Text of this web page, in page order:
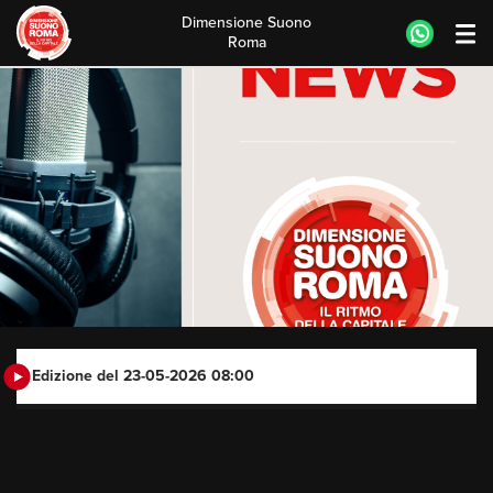
Skip
to
content
Dimensione Suono
Roma
Edizione del 23-05-2026 08:00